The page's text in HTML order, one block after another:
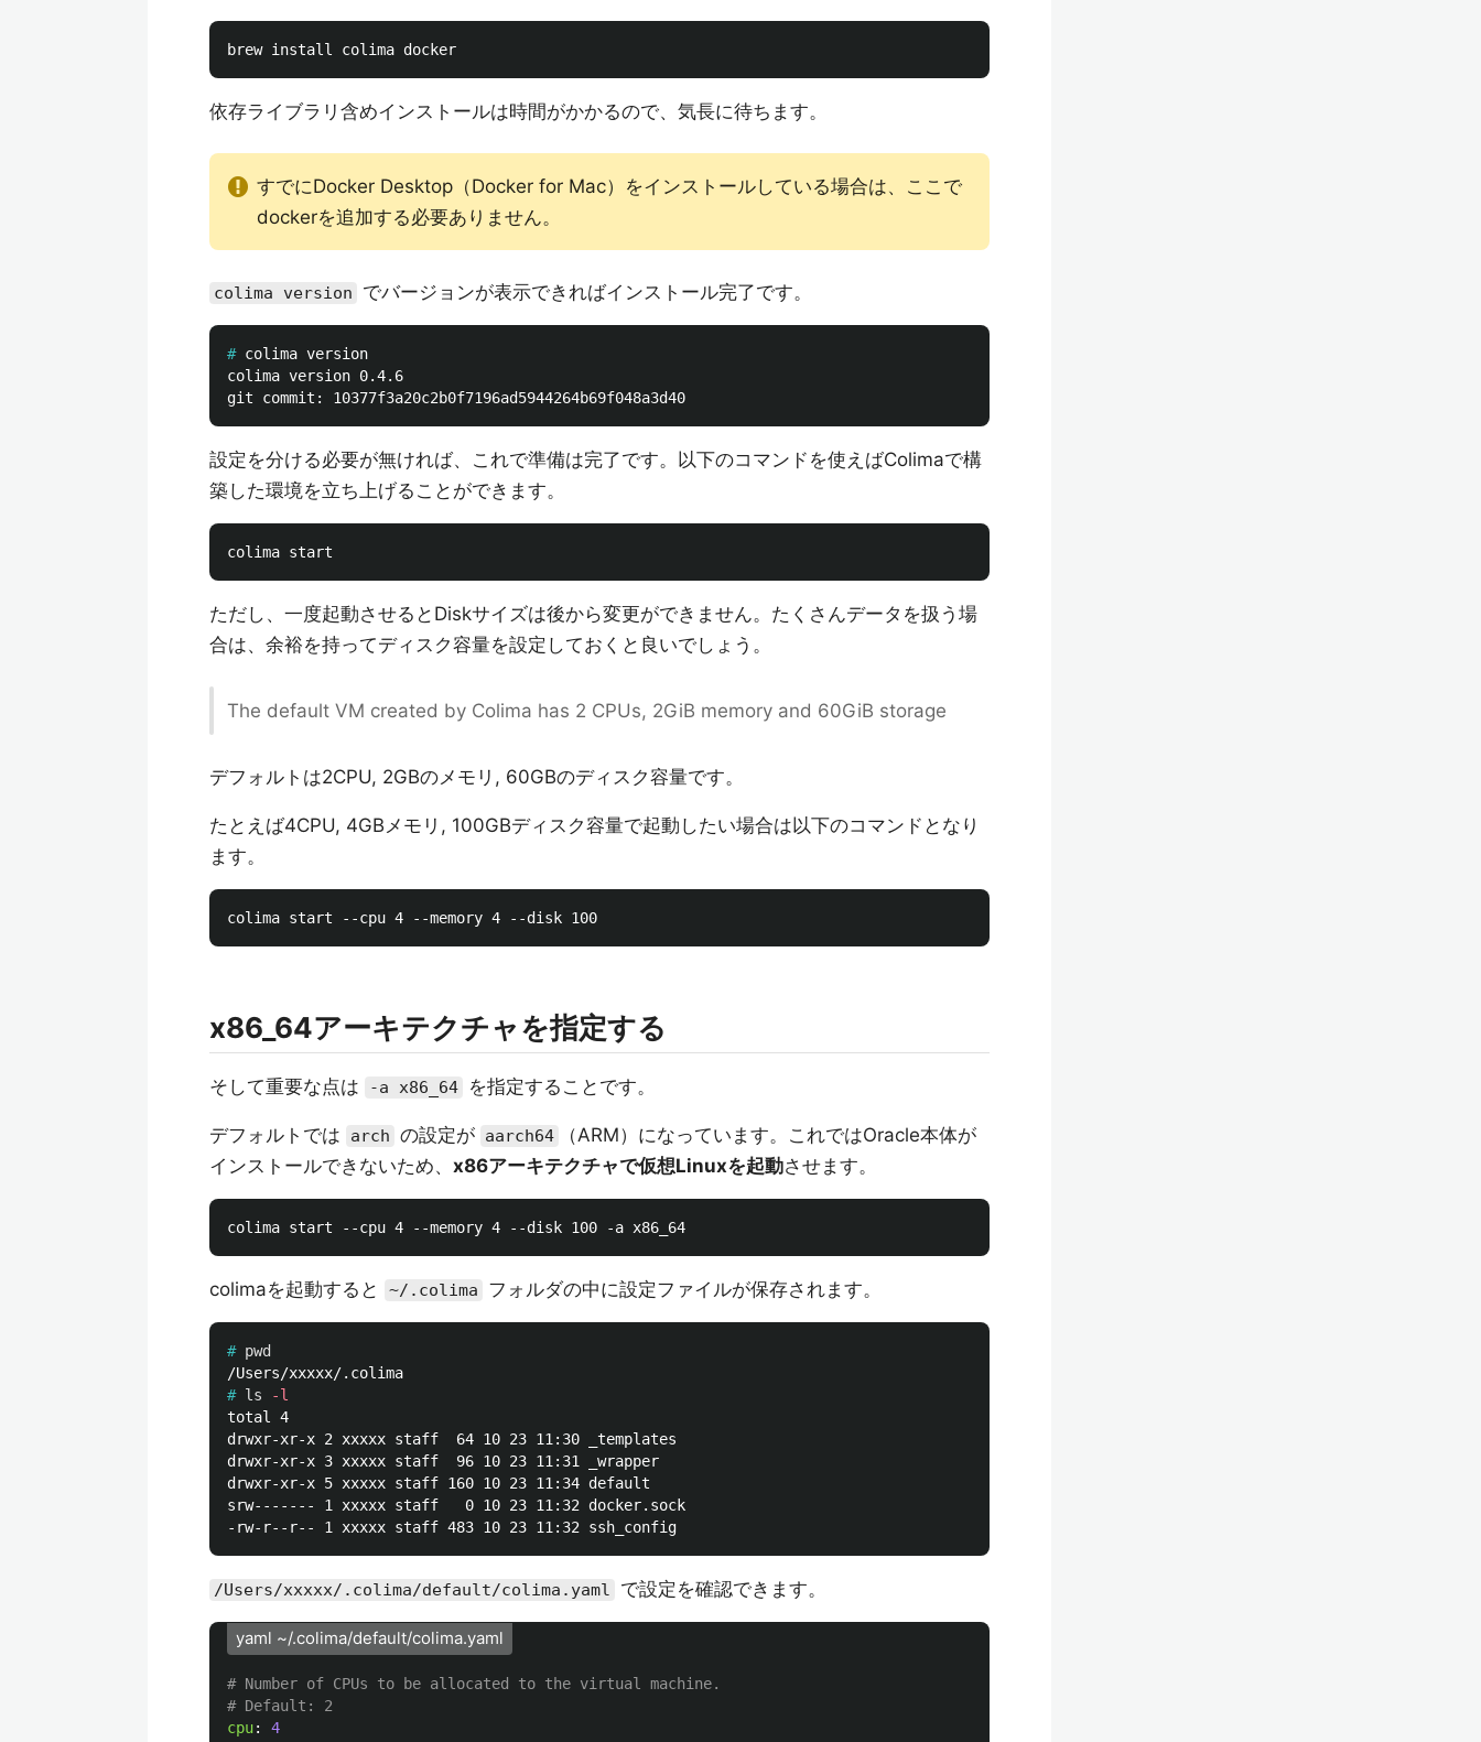
依存ライブラリ含めインストールは時間がかかるので、気長に待ちます。
すでにDocker Desktop（Docker for Mac）をインストールしている場合は、ここで
dockerを追加する必要ありません。
colima version でバージョンが表示できればインストール完了です。
#
colima version 0.4.6
設定を分ける必要が無ければ、これで準備は完了です。以下のコマンドを使えばColimaで構
築した環境を立ち上げることができます。
ただし、一度起動させるとDiskサイズは後から変更ができません。たくさんデータを扱う場
合は、余裕を持ってディスク容量を設定しておくと良いでしょう。
The default VM created by Colima has 2 CPUs, 2GiB memory and 60GiB storage
デフォルトは2CPU, 2GBのメモリ, 60GBのディスク容量です。
たとえば4CPU, 4GBメモリ, 100GBディスク容量で起動したい場合は以下のコマンドとなり
ます。
x86_64アーキテクチャを指定する
そして重要な点は -a x86_64 を指定することです。
デフォルトでは arch の設定が aarch64
（ARM）になっています。これではOracle本体が
インストールできないため、 x86アーキテクチャで仮想Linuxを起動させます。
colimaを起動すると ~/.colima フォルダの中に設定ファイルが保存されます。
# pwd
# ls
-l
total 4
drwxr-xr-x 2 xxxxx staff  64 10 23 11:30 _templates
drwxr-xr-x 3 xxxxx staff  96 10 23 11:31 _wrapper
drwxr-xr-x 5 xxxxx staff 160 10 23 11:34 default
srw------- 1 xxxxx staff   0 10 23 11:32 docker.sock
/Users/xxxxx/.colima/default/colima.yaml で設定を確認できます。
yaml ~/.colima/default/colima.yaml
# Number of CPUs to be allocated to the virtual machine.
# Default: 2
cpu: 4